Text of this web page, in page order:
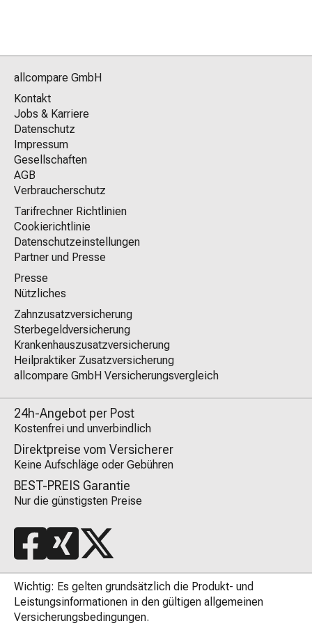
allcompare GmbH
Kontakt
Jobs & Karriere
Datenschutz
Impressum
Gesellschaften
AGB
Verbraucherschutz
Tarifrechner Richtlinien
Cookierichtlinie
Datenschutzeinstellungen
Partner und Presse
Presse
Nützliches
Zahnzusatzversicherung
Sterbegeldversicherung
Krankenhauszusatzversicherung
Heilpraktiker Zusatzversicherung
allcompare GmbH Versicherungsvergleich
24h-Angebot per Post
Kostenfrei und unverbindlich
Direktpreise vom Versicherer
Keine Aufschläge oder Gebühren
BEST-PREIS Garantie
Nur die günstigsten Preise
Wichtig: Es gelten grundsätzlich die Produkt- und
Leistungsinformationen in den gültigen allgemeinen
Versicherungsbedingungen.